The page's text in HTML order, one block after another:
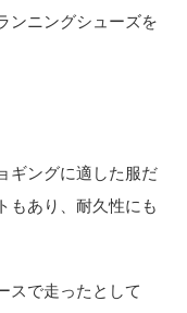
ンニングシューズを
ギングに適した服だ
もあり、耐久性にも
スで走ったとして